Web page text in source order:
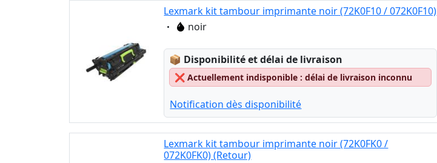
Lexmark kit tambour imprimante noir (72K0F10 / 072K0F10)
Eigenschaft:
noir
📦 Lagerstatus:
Disponibilité et délai de livraison
❌ Actuellement indisponible : délai de livraison inconnu
Notification dès disponibilité
Lexmark kit tambour imprimante noir (72K0FK0 /
072K0FK0) (Retour)